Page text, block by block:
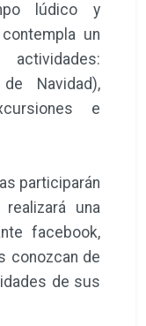
lúdico y
un
Navidad),
e
participarán
una
facebook,
conozcan de
de sus